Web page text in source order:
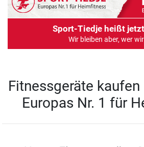
Sport-Tiedje heißt
Wir bleiben aber, wer
Fitnessgeräte
Europas Nr. 1 für